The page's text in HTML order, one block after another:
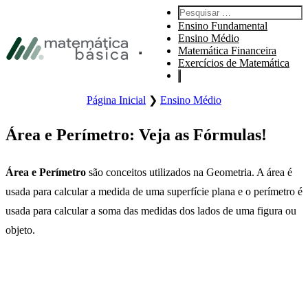
Pular Rodapé
Abre o menu principal do site.
Pesquisar por:
Ensino Fundamental
Ensino Médio
Matemática Financeira
Exercícios de Matemática
Página Inicial ❯ Ensino Médio
Área e Perímetro: Veja as Fórmulas!
Área e Perímetro são conceitos utilizados na Geometria. A área é
usada para calcular a medida de uma superfície plana e o perímetro é
usada para calcular a soma das medidas dos lados de uma figura ou
objeto.